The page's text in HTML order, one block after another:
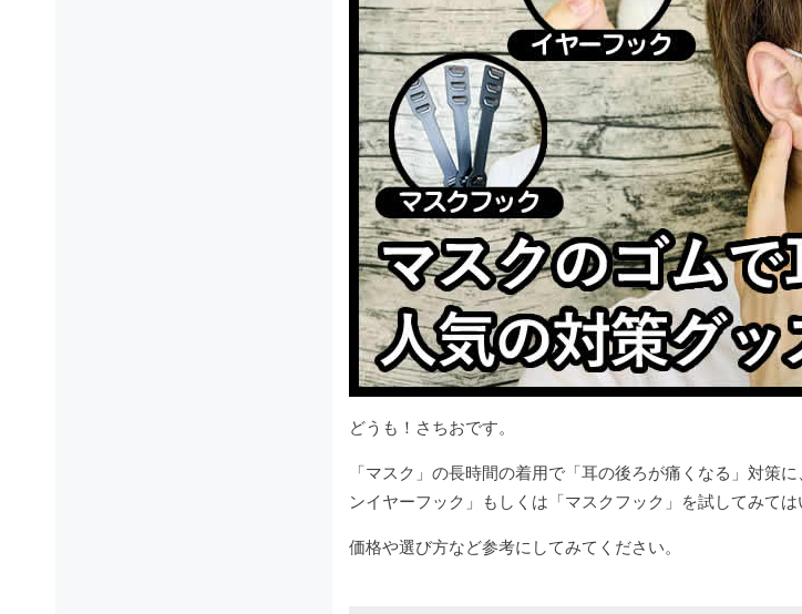
どうも！さちおです。
「マスク」の長時間の着用で「耳の後ろが痛くなる」対策
ンイヤーフック」もしくは「マスクフック」を試してみては
価格や選び方など参考にしてみてください。